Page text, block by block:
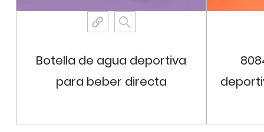
Botella de agua deportiva
para beber directa